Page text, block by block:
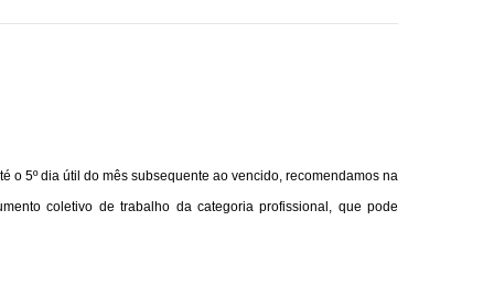
o 5º dia útil do mês subsequente ao vencido, recomendamos na
coletivo de trabalho da categoria profissional, que pode